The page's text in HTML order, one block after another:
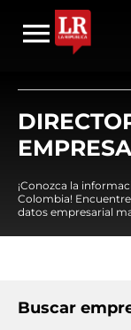
¡Conozca la
Colombia!
datos empresarial
Buscar